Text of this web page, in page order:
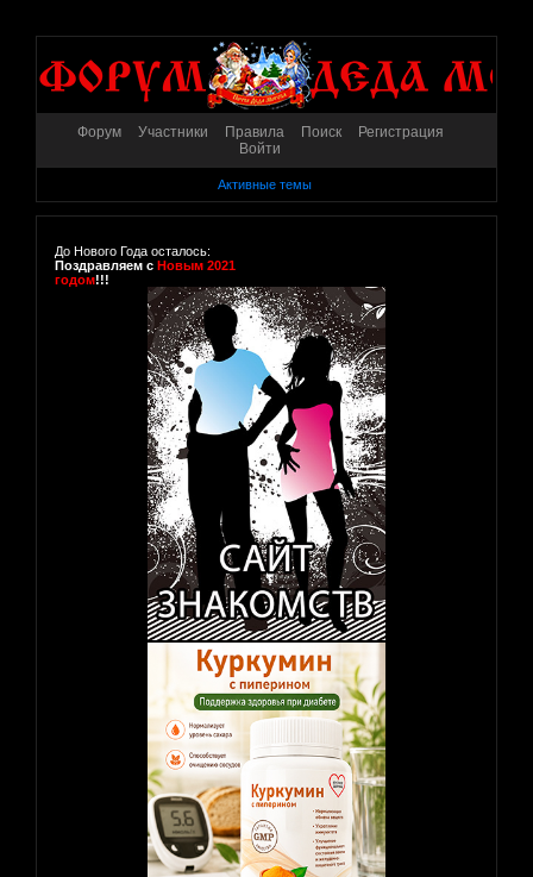
Форум Участники Правила Поиск
Регистрация
Войти
Активные темы
До Нового Года осталось:
Поздравляем с Новым 2021
годом!!!